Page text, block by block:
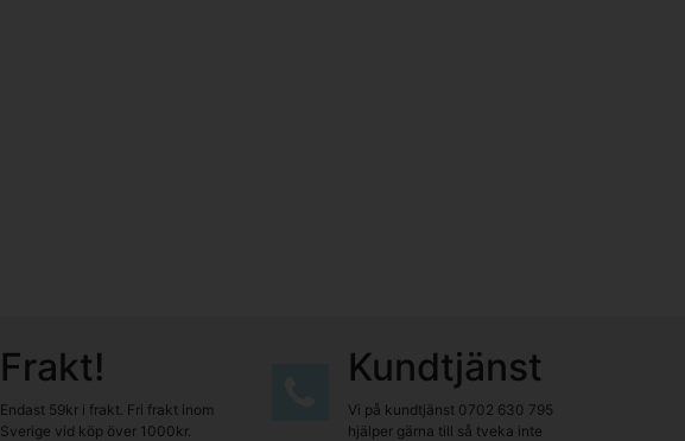
Frakt!
Endast 59kr i frakt. Fri frakt inom
Sverige vid köp över 1000kr.
Kundtjänst
Vi på kundtjänst 0702 630 795
hjälper gärna till så tveka inte